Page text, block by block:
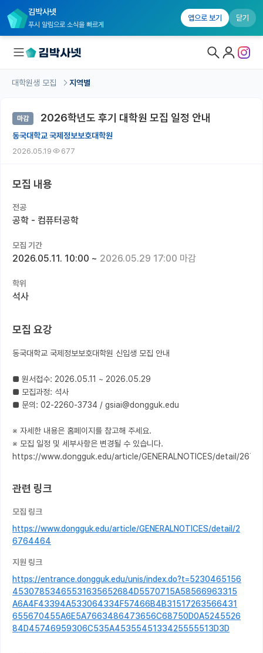
김박사넷
푸시 알림으로 소식을 빠르게
앱으로 보기 닫기
대학원생 모집 홈
전공별 모집 정보
지역별 모집 정보
국내대학원 정보
연구실&오픈랩
커뮤니티
유학교육
이벤트
반도체 아카데미
재팬라운지 🌸
대학원생 모집 지역별
마감 2026학년도 후기 대학원 모집 일정 안내
동국대학교 국제정보보호대학원
2026.05.19 677
모집 내용
전공
공학 - 컴퓨터공학
모집 기간
2026.05.11. 10:00 ~ 2026.05.29 17:00 마감
학위
석사
모집 요강
동국대학교 국제정보보호대학원 신입생 모집 안내
■ 원서접수: 2026.05.11 ~ 2026.05.29
■ 모집과정: 석사
■ 문의: 02-2260-3734 / gsiai@dongguk.edu
※ 자세한 내용은 홈페이지를 참고해 주세요.
※ 모집 일정 및 세부사항은 변경될 수 있습니다.
https://www.dongguk.edu/article/GENERALNOTICES/detail/
관련 링크
모집 링크
https://www.dongguk.edu/article/GENERALNOTICES/detail/2
6764464
지원 링크
https://entrance.dongguk.edu/unis/index.do?t=5230465156
45307853465531635652684D5570715A58566963315
A6A4F43394A533064334F57466B4B31517263566431
655670455A6E5A7663486473656C68750D0A5245526
84D45746959306C535A4535545133425555513D3D